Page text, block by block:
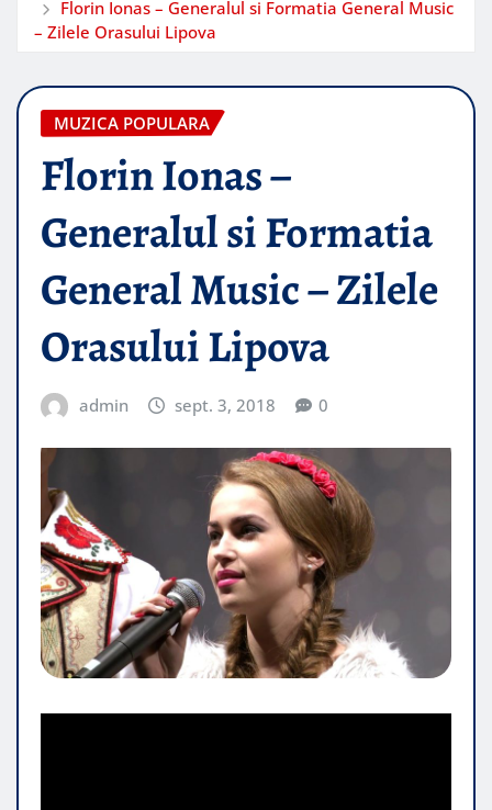
Florin Ionas – Generalul si Formatia General Music
– Zilele Orasului Lipova
MUZICA POPULARA
Florin Ionas –
Generalul si Formatia
General Music – Zilele
Orasului Lipova
admin sept. 3, 2018 0